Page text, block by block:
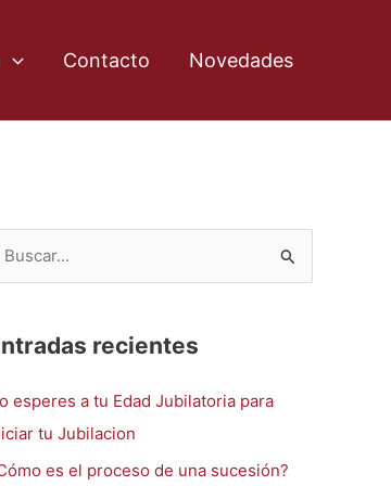
Contacto Novedades
recientes
esperes a tu Edad Jubilatoria para
tu Jubilacion
es el proceso de una sucesión?